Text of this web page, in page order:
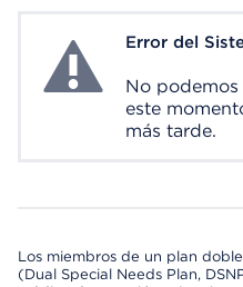
System ErrorError del
No
este
más tarde.
Los miembros de un plan
(Dual Special Needs Plan,